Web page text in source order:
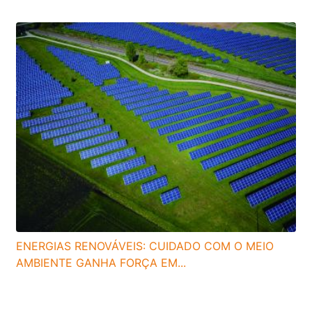
ENERGIAS RENOVÁVEIS: CUIDADO COM O MEIO
AMBIENTE GANHA FORÇA EM...